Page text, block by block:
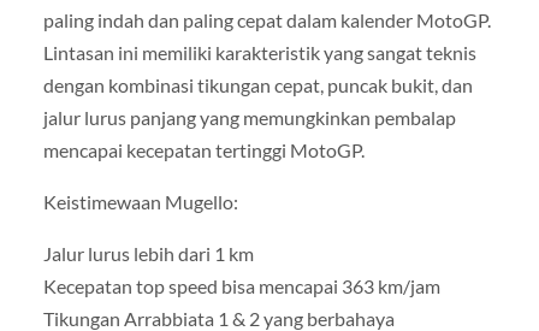
paling indah dan paling cepat dalam kalender MotoGP.
Lintasan ini memiliki karakteristik yang sangat teknis
dengan kombinasi tikungan cepat, puncak bukit, dan
jalur lurus panjang yang memungkinkan pembalap
mencapai kecepatan tertinggi MotoGP.
Keistimewaan Mugello:
Jalur lurus lebih dari 1 km
Kecepatan top speed bisa mencapai 363 km/jam
Tikungan Arrabbiata 1 & 2 yang berbahaya